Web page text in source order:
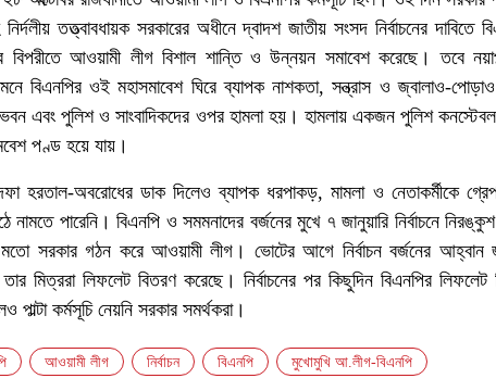
তত্ত্বাবধায়ক সরকারের অধীনে দ্বাদশ জাতীয় সংসদ নির্বাচনের দাবিতে
বিপরীতে আওয়ামী লীগ বিশাল শান্তি ও উন্নয়ন সমাবেশ করেছে। তবে
বিএনপির ওই মহাসমাবেশ ঘিরে ব্যাপক নাশকতা, সন্ত্রাস ও জ্বালাও-
এবং পুলিশ ও সাংবাদিকদের ওপর হামলা হয়। হামলায় একজন পুলিশ
পণ্ড হয়ে যায়।
হরতাল-অবরোধের ডাক দিলেও ব্যাপক ধরপাকড়, মামলা ও নেতাকর্মীকে
নামতে পারেনি। বিএনপি ও সমমনাদের বর্জনের মুখে ৭ জানুয়ারি নির্বাচনে
মতো সরকার গঠন করে আওয়ামী লীগ। ভোটের আগে নির্বাচন বর্জনের আহ্বান
মিত্ররা লিফলেট বিতরণ করেছে। নির্বাচনের পর কিছুদিন বিএনপির লিফলেট
পাল্টা কর্মসূচি নেয়নি সরকার সমর্থকরা।
আওয়ামী লীগ নির্বাচন বিএনপি মুখোমুখি আ.লীগ-বিএনপি